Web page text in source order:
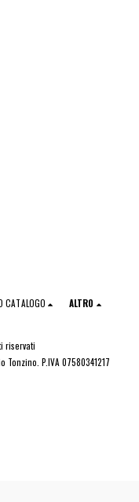
riservati
P.IVA 07580341217
CATALOGO ALTRO